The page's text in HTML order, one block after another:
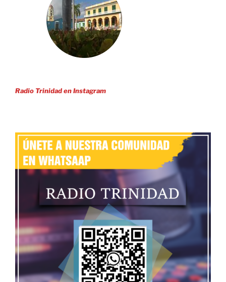
Radio Trinidad en Instagram